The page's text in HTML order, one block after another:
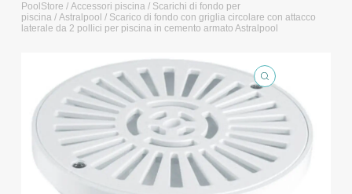
PoolStore / Accessori piscina/ Scarichi di fondo per
piscina/ Astralpool / Scarico di fondo con griglia circolare con attacco
laterale da 2 pollici per piscina in cemento armato Astralpool